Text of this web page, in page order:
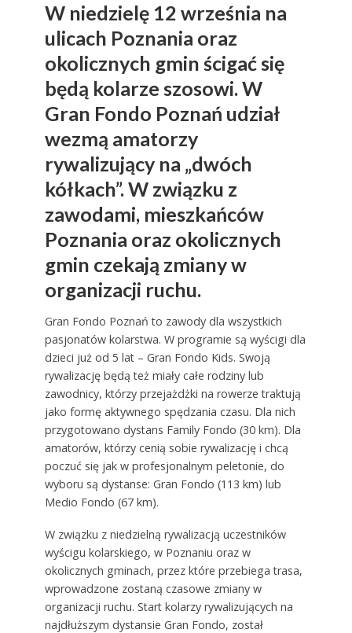
W niedzielę 12 września na
ulicach Poznania oraz
okolicznych gmin ścigać się
będą kolarze szosowi. W
Gran Fondo Poznań udział
wezmą amatorzy
rywalizujący na „dwóch
kółkach”. W związku z
zawodami, mieszkańców
Poznania oraz okolicznych
gmin czekają zmiany w
organizacji ruchu.
Gran Fondo Poznań to zawody dla wszystkich
pasjonatów kolarstwa. W programie są wyścigi dla
dzieci już od 5 lat – Gran Fondo Kids. Swoją
rywalizację będą też miały całe rodziny lub
zawodnicy, którzy przejażdżki na rowerze traktują
jako formę aktywnego spędzania czasu. Dla nich
przygotowano dystans Family Fondo (30 km). Dla
amatorów, którzy cenią sobie rywalizację i chcą
poczuć się jak w profesjonalnym peletonie, do
wyboru są dystanse: Gran Fondo (113 km) lub
Medio Fondo (67 km).
W związku z niedzielną rywalizacją uczestników
wyścigu kolarskiego, w Poznaniu oraz w
okolicznych gminach, przez które przebiega trasa,
wprowadzone zostaną czasowe zmiany w
organizacji ruchu. Start kolarzy rywalizujących na
najdłuższym dystansie Gran Fondo, został